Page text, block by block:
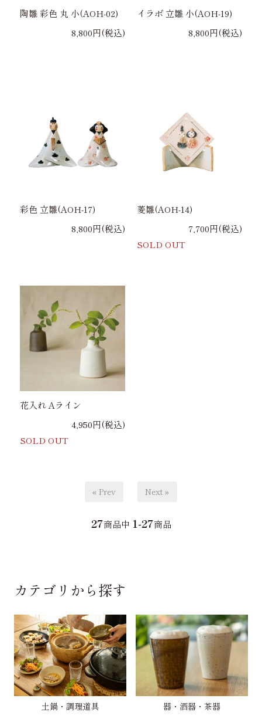
陶雛 彩色 丸 小(AOH-02)
8,800円(税込)
イラボ 立雛 小(AOH-19)
8,800円(税込)
彩色 立雛(AOH-17)
8,800円(税込)
菱雛(AOH-14)
7,700円(税込)
SOLD OUT
花入れ Aライン
4,950円(税込)
SOLD OUT
« Prev Next »
27商品中 1-27商品
カテゴリから探す
土鍋・調理道具 器・酒器・茶器